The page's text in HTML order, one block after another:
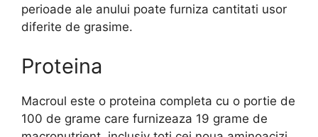
perioade ale anului poate furniza cantitati usor
diferite de grasime.
Proteina
Macroul este o proteina completa cu o portie de
100 de grame care furnizeaza 19 grame de